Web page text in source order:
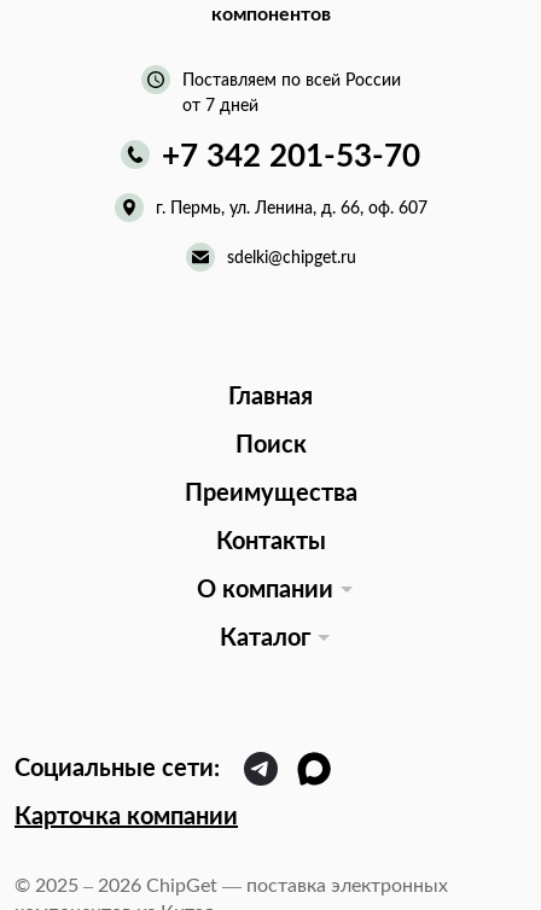
компонентов
Поставляем по всей России
от 7 дней
+7 342 201-53-70
г. Пермь, ул. Ленина, д. 66, оф. 607
sdelki@chipget.ru
Главная
Поиск
Преимущества
Контакты
О компании
Каталог
Карточка компании
© 2025 – 2026 ChipGet — поставка электронных